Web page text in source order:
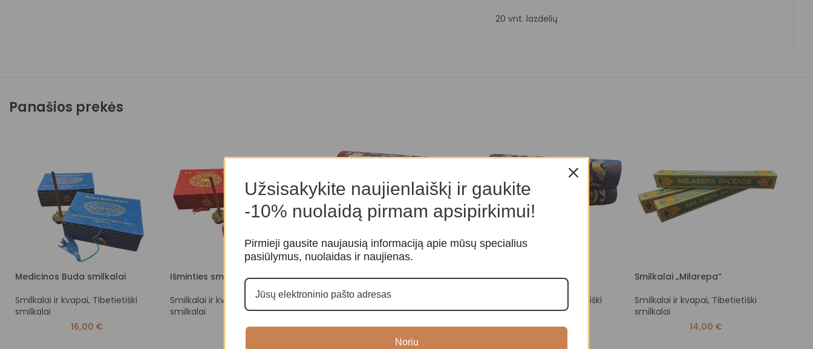
20 vnt. lazdelių
Panašios prekės
Medicinos Buda smilkalai
Smilkalai ir kvapai, Tibetietiški
smilkalai
16,00 €
Išminties smilkalai
Smilkalai ir kvapai
Tibetietiški
smilkalai
16,00€
Smilkalai „Manjushree”
Smilkalai ir kvapai
smilkalai
10,00€
Smilkalai „Mahakala”
Tibetietiški
smilkalai
10,00€
Smilkalai „Milarepa”
Smilkalai ir kvapai, Tibetietiški
smilkalai
14,00 €
Užsisakykite naujienlaiškį ir gaukite
-10% nuolaidą pirmam apsipirkimui!
Pirmieji gausite naujausią informaciją apie mūsų specialius
pasiūlymus, nuolaidas ir naujienas.
Noriu